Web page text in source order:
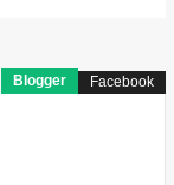
Blogger Facebook